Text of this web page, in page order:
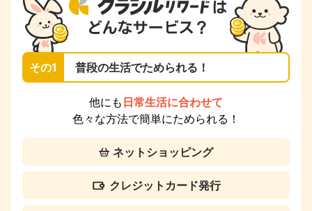
その1 普段の生活でためられる！
他にも 日常生活に合わせて
色々な方法で簡単にためられる！
ネットショッピング
クレジットカード発行